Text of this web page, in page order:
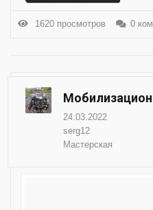
1620 просмотров 0
24.03.2022
serg12
Мастерская